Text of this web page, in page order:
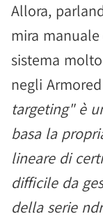
Allora,
mira
sistema
negli
targeting" è
basa la
lineare di
difficile da
della serie ndr